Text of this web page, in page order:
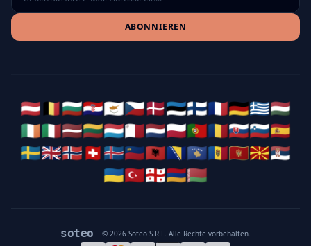
ABONNIEREN
🇦🇹🇧🇪🇧🇬🇭🇷🇨🇾🇨🇿🇩🇰🇪🇪🇫🇮🇫🇷🇩🇪🇬🇷🇭🇺
🇮🇪🇮🇹🇱🇻🇱🇹🇱🇺🇲🇹🇳🇱🇵🇱🇵🇹🇷🇴🇸🇰🇸🇮🇪🇸
🇸🇪🇬🇧🇳🇴🇨🇭🇮🇸🇱🇮🇦🇱🇧🇦🇽🇰🇲🇩🇲🇪🇲🇰🇷🇸
🇺🇦🇹🇷🇬🇪🇦🇲🇧🇾
soteo © 2026 Soteo S.R.L. Alle Rechte vorbehalten.